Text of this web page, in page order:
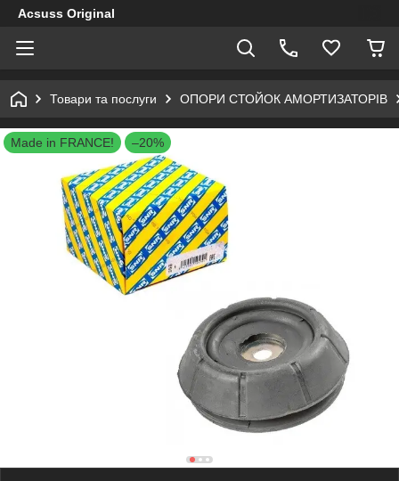
Acsuss Original
Товари та послуги ОПОРИ СТОЙОК АМОРТИЗАТОРІВ
Made in FRANCE! –20%